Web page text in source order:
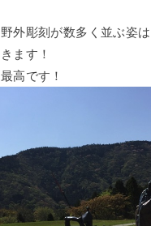
外彫刻が数多く並ぶ姿
ます！
高です！